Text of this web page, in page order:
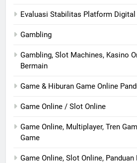
Evaluasi Stabilitas Platform Digital
Gambling
Gambling, Slot Machines, Kasino
Bermain
Game & Hiburan Game Online
Game Online / Slot Online
Game Online, Multiplayer, Tren
Game
Game Online, Slot Online, Panduan